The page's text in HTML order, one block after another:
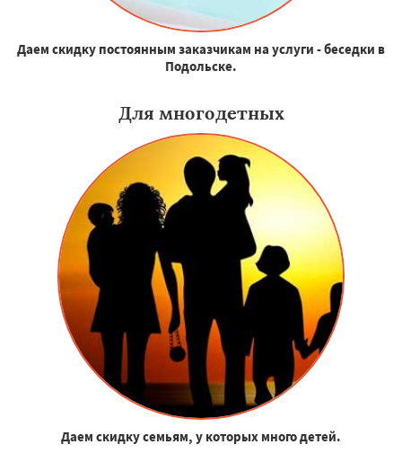
Даем скидку постоянным заказчикам на услуги - беседки в
Подольске.
Для многодетных
Даем скидку семьям, у которых много детей.